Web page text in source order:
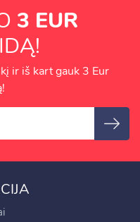
3 EUR
ir iš kart gauk 3 Eur